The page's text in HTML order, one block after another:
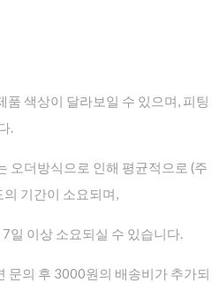
품 색상이 달라보일 수 있으며, 피팅
.
오더방식으로 인해 평균적으로 (주
기간이 소요되며,
일 이상 소요되실 수 있습니다.
문의 후 3000원의 배송비가 추가되